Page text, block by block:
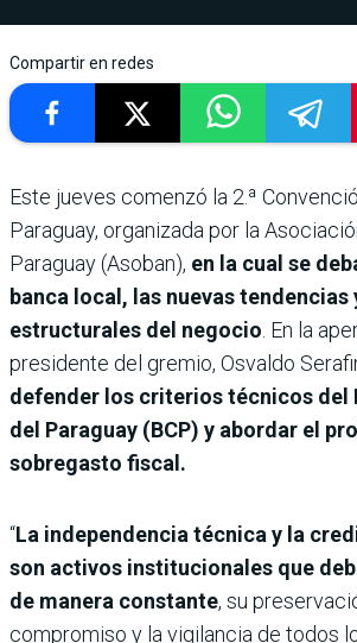
Compartir en redes
Este jueves comenzó la 2.ª
Paraguay, organizada por la
Paraguay (Asoban), en la cual se
banca local, las nuevas
estructurales del negocio . En la
presidente del gremio, Osvaldo
defender los criterios técnicos del
del Paraguay (BCP) y abordar el
sobregasto fiscal.
“La independencia técnica y la
son activos institucionales que
de manera constante, su
compromiso y la vigilancia de todos